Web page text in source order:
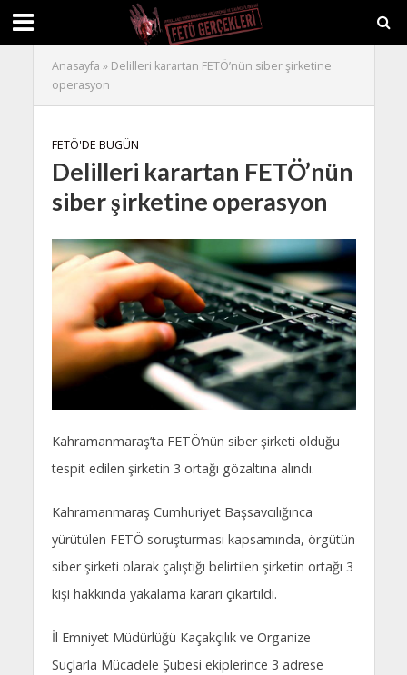
Anasayfa » Delilleri karartan FETÖ’nün siber şirketine
operasyon
FETÖ'DE BUGÜN
Delilleri karartan FETÖ’nün
siber şirketine operasyon
Kahramanmaraş’ta FETÖ’nün siber şirketi olduğu
tespit edilen şirketin 3 ortağı gözaltına alındı.
Kahramanmaraş Cumhuriyet Başsavcılığınca
yürütülen FETÖ soruşturması kapsamında, örgütün
siber şirketi olarak çalıştığı belirtilen şirketin ortağı 3
kişi hakkında yakalama kararı çıkartıldı.
İl Emniyet Müdürlüğü Kaçakçılık ve Organize
Suçlarla Mücadele Şubesi ekiplerince 3 adrese